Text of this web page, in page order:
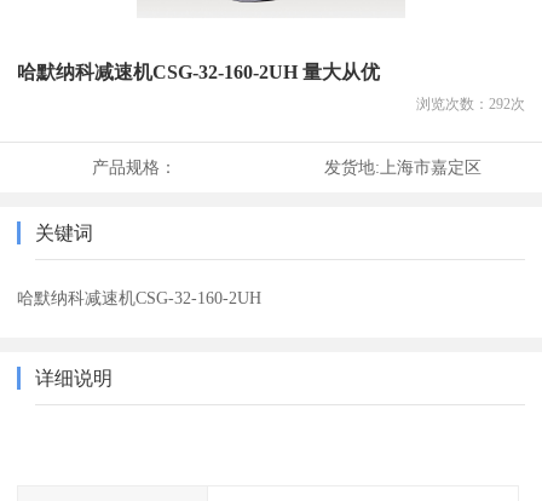
哈默纳科减速机CSG-32-160-2UH 量大从优
浏览次数： 292次
产品规格： 发货地: 上海市嘉定区
关键词
哈默纳科减速机CSG-32-160-2UH
详细说明